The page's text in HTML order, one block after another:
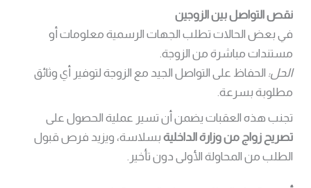
نقص التواصل بين الزوجين
في بعض الحالات تطلب الجهات الرسمية معلومات أو
مستندات مباشرة من الزوجة.
الحل: الحفاظ على التواصل الجيد مع الزوجة لتوفير أي وثائق
مطلوبة بسرعة.
تجنب هذه العقبات يضمن أن تسير عملية الحصول على
تصريح زواج من وزارة الداخلية بسلاسة، ويزيد فرص قبول
الطلب من المحاولة الأولى دون تأخير.